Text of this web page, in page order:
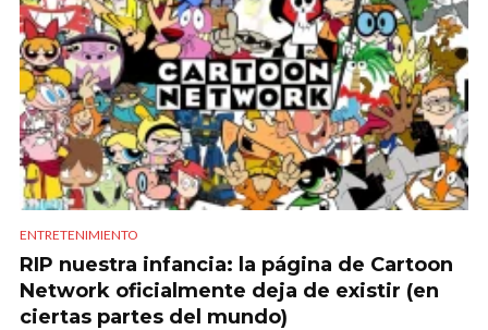
ENTRETENIMIENTO
RIP nuestra infancia: la página de Cartoon
Network oficialmente deja de existir (en
ciertas partes del mundo)